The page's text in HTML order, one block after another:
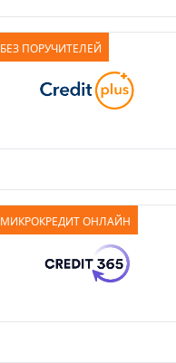
БЕЗ ПОРУЧИТЕЛЕЙ
МИКРОКРЕДИТ ОНЛАЙН